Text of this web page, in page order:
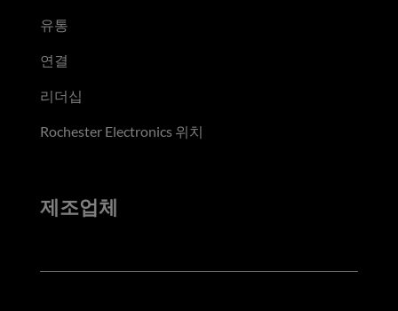
유통
연결
리더십
Rochester Electronics 위치
제조업체